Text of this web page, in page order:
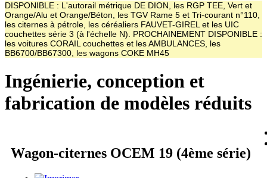
DISPONIBLE : L'autorail métrique DE DION, les RGP TEE, Vert et
Orange/Alu et Orange/Béton, les TGV Rame 5 et Tri-courant n°110,
les citernes à pétrole, les céréaliers FAUVET-GIREL et les UIC
couchettes série 3 (à l'échelle N). PROCHAINEMENT DISPONIBLE :
les voitures CORAIL couchettes et les AMBULANCES, les
BB6700/BB67300, les wagons COKE MH45
Ingénierie, conception et
fabrication de modèles réduits
Wagon-citernes OCEM 19 (4ème série)